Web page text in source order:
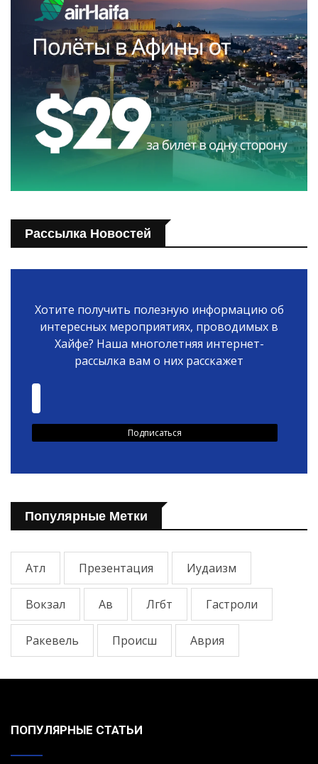
Рассылка Новостей
Хотите получить полезную информацию об
интересных мероприятиях, проводимых в
Хайфе? Наша многолетняя интернет-
рассылка вам о них расскажет
Популярные Метки
Атл Презентация Иудаизм
Вокзал Ав Лгбт Гастроли
Ракевель Происш Аврия
ПОПУЛЯРНЫЕ СТАТЬИ